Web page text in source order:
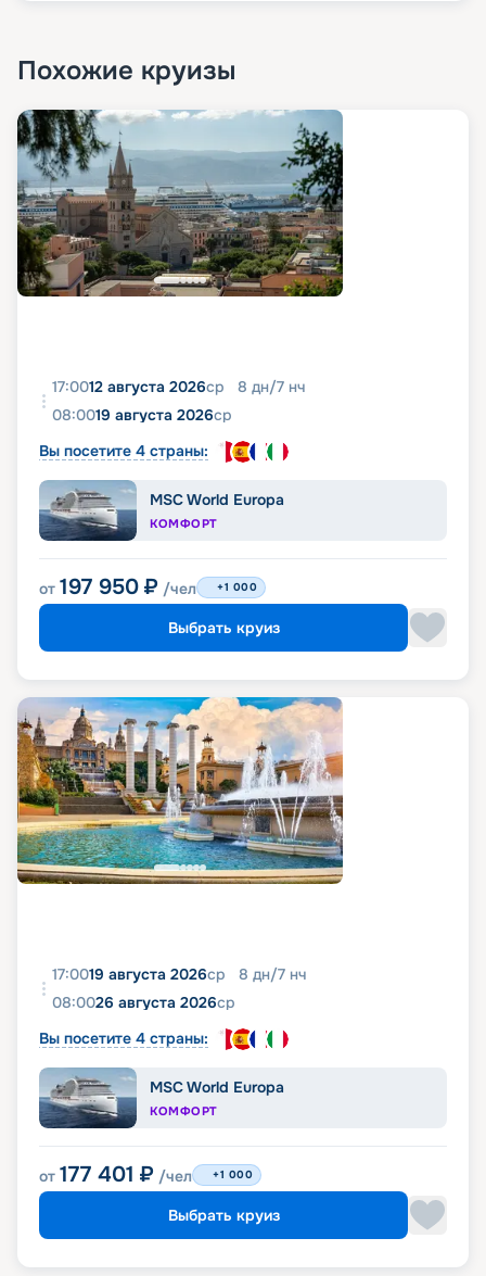
Похожие круизы
17:0012 августа 2026ср 8 дн/7 нч
08:0019 августа 2026ср
Вы посетите 4 страны:
MSC World Europa
КОМФОРТ
от 197 950 ₽ /чел +1 000
Выбрать круиз
17:0019 августа 2026ср 8 дн/7 нч
08:0026 августа 2026ср
Вы посетите 4 страны:
MSC World Europa
КОМФОРТ
от 177 401 ₽ /чел +1 000
Выбрать круиз